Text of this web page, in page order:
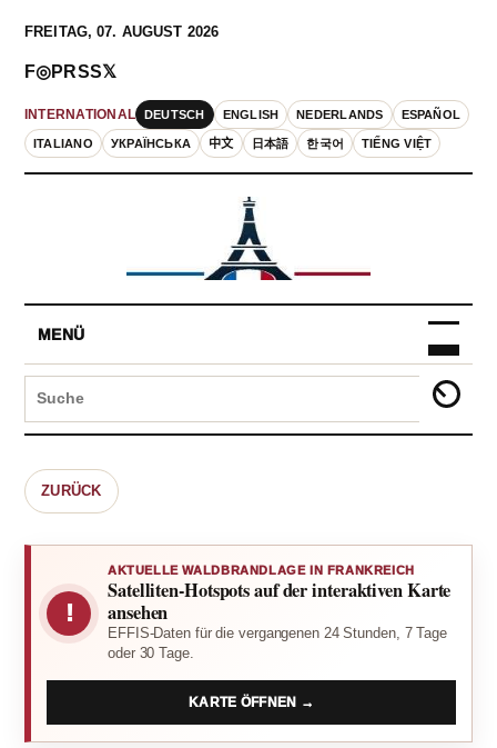
FREITAG, 07. AUGUST 2026
INTERNATIONAL DEUTSCH ENGLISH NEDERLANDS ESPAÑOL
ITALIANO УКРАЇНСЬКА 中文 日本語 한국어 TIẾNG VIỆT
F◎PRSS𝕏
MENÜ
ZURÜCK
!
AKTUELLE WALDBRANDLAGE IN FRANKREICH
Satelliten-Hotspots auf der interaktiven Karte
ansehen
EFFIS-Daten für die vergangenen 24 Stunden, 7 Tage
oder 30 Tage.
KARTE ÖFFNEN →